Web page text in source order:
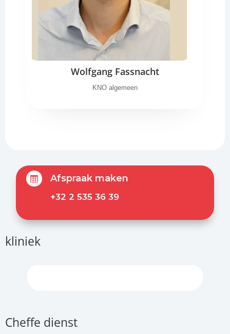
Wolfgang Fassnacht
KNO algemeen
 Afspraak maken
+32 2 535 36 39
kliniek
Cheffe dienst